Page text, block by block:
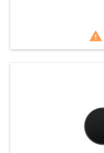
